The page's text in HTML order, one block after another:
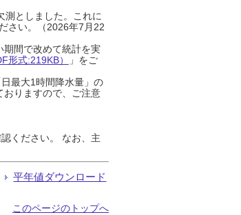
測としました。これに
さい。（2026年7月22
間で改めて統計を実
形式:219KB）
」をご
最大1時間降水量」の
おりますので、ご注意
ください。 なお、主
平年値ダウンロード
このページのトップへ